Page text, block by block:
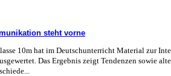
steht vorne
10m hat im Deutschunterricht Material zur
Das Ergebnis zeigt Tendenzen sowie